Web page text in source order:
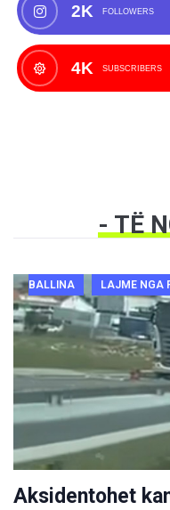
2K FOLLOWERS
4K SUBSCRIBERS
- TË
BALLINA LAJME NGA
Aksidentohet